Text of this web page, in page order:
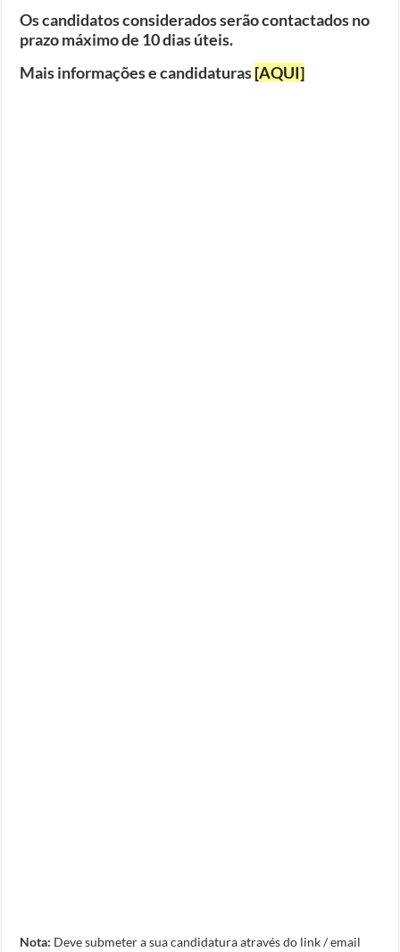
Os candidatos considerados serão contactados no
prazo máximo de 10 dias úteis.
Mais informações e candidaturas[AQUI]
Nota: Deve submeter a sua candidatura através do link / email